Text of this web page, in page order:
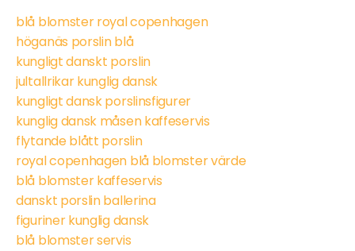
blå blomster royal copenhagen
höganäs porslin blå
kungligt danskt porslin
jultallrikar kunglig dansk
kungligt dansk porslinsfigurer
kunglig dansk måsen kaffeservis
flytande blått porslin
royal copenhagen blå blomster värde
blå blomster kaffeservis
danskt porslin ballerina
figuriner kunglig dansk
blå blomster servis